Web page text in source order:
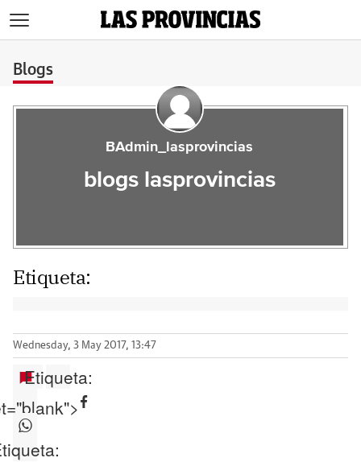
Blogs
BAdmin_lasprovincias
blogs lasprovincias
Etiqueta:
Wednesday, 3 May 2017, 13:47
Etiqueta: